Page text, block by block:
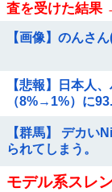
査を受けた結果
【画像】のんさ
【悲報】日本人
（8%→1%）に
【群馬】 デカい
られてしまう。
モデル系スレ